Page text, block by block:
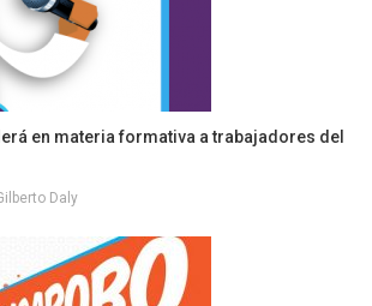
en materia formativa a trabajadores del
Daly